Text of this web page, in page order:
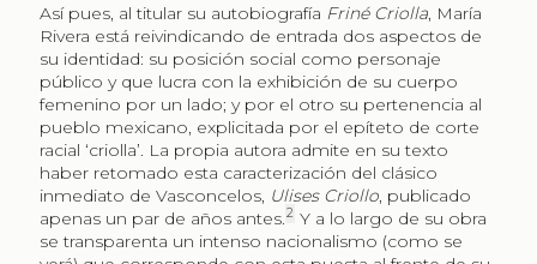
Así pues, al titular su autobiografía Friné Criolla, María
Rivera está reivindicando de entrada dos aspectos de
su identidad: su posición social como personaje
público y que lucra con la exhibición de su cuerpo
femenino por un lado; y por el otro su pertenencia al
pueblo mexicano, explicitada por el epíteto de corte
racial ‘criolla’. La propia autora admite en su texto
haber retomado esta caracterización del clásico
inmediato de Vasconcelos, Ulises Criollo, publicado
apenas un par de años antes.2 Y a lo largo de su obra
se transparenta un intenso nacionalismo (como se